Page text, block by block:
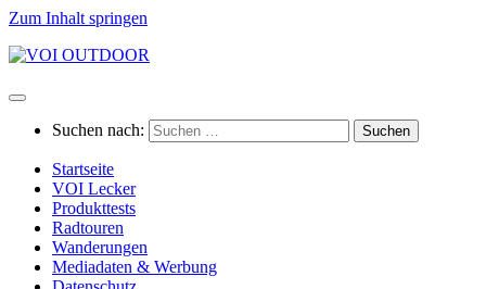
Zum Inhalt springen
Suchen nach:
Startseite
VOI Lecker
Produkttests
Radtouren
Wanderungen
Mediadaten & Werbung